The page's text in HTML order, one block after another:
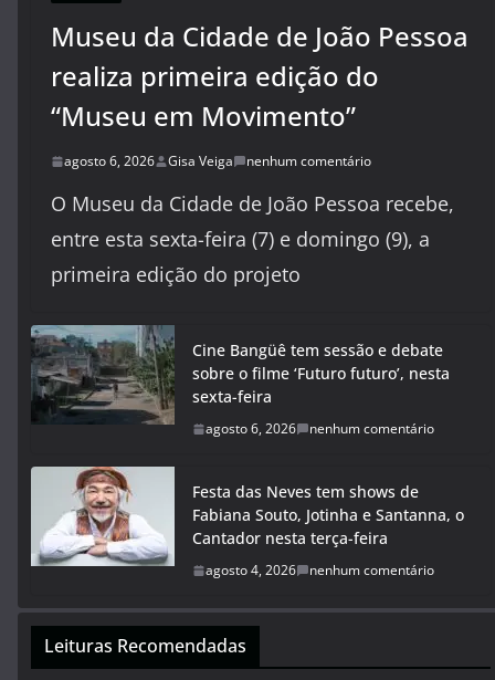
Museu da Cidade de João Pessoa
realiza primeira edição do
“Museu em Movimento”
agosto 6, 2026 Gisa Veiga nenhum comentário
O Museu da Cidade de João Pessoa recebe,
entre esta sexta-feira (7) e domingo (9), a
primeira edição do projeto
Cine Bangüê tem sessão e debate
sobre o filme ‘Futuro futuro’, nesta
sexta-feira
agosto 6, 2026 nenhum comentário
Festa das Neves tem shows de
Fabiana Souto, Jotinha e Santanna, o
Cantador nesta terça-feira
agosto 4, 2026 nenhum comentário
Leituras Recomendadas